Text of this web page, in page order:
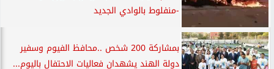
-منفلوط بالوادي الجديد
بمشاركة 200 شخص ..محافظ الفيوم وسفير
دولة الهند يشهدان فعاليات الاحتفال باليوم...